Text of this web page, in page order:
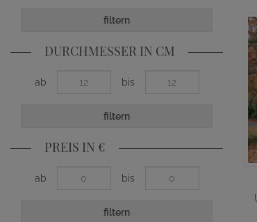
filtern
DURCHMESSER IN CM
ab bis
filtern
PREIS IN €
ab bis
filtern